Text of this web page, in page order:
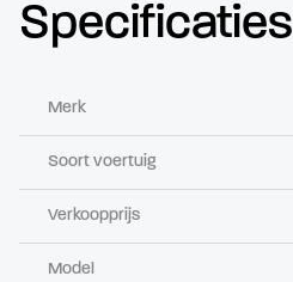
Specificaties
Merk
Soort voertuig
Verkoopprijs
Model